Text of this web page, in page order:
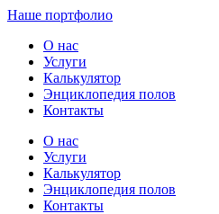
Наше портфолио
О нас
Услуги
Калькулятор
Энциклопедия полов
Контакты
О нас
Услуги
Калькулятор
Энциклопедия полов
Контакты